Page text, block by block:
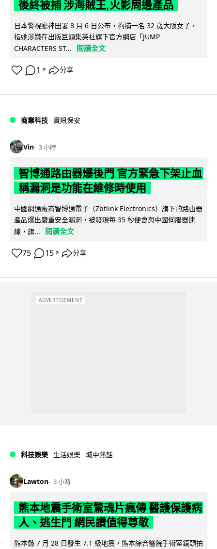
後終被捕 涉海賊王,火影周邊產品
日本警視廳神田署 8 月 6 日公布，拘捕一名 32 歲大阪女子，
指她涉嫌在出版巨頭集英社旗下官方網店「JUMP
CHARACTERS ST...
閱讀全文
1 ↗ 分享
商業科技 資訊保安
Vin 3 小時
智博通路由器爆後門 官方緊急下架止血
稱漏洞是功能在維修時使用
中國網通廠商智博通電子（Zbtlink Electronics）旗下的路由器
產品爆出嚴重安全漏洞，被發現每 35 秒便會與中國伺服器連
線，旗...
閱讀全文
75 15 ↗ 分享
ADVERTISEMENT
科技娛樂 生活娛樂 城中熱話
Lawton 3 小時
熊本地震手術室驚魂片瘋傳 醫護保護病
人、逃生門 網民讚值得尊敬
熊本縣 7 月 28 日發生 7.1 級地震，熊本綜合醫院手術室鏡頭拍